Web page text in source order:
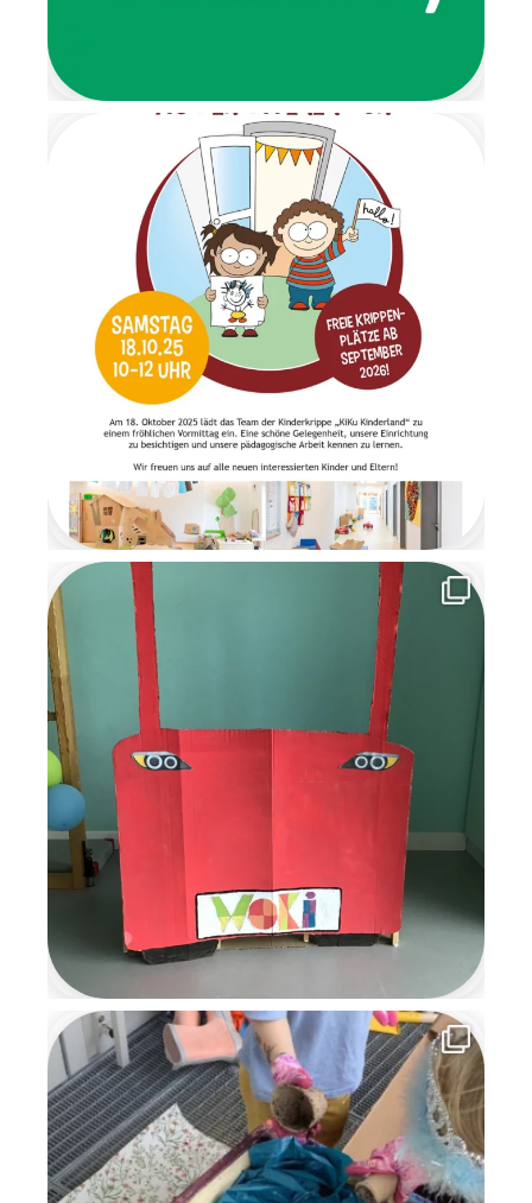
Mit stimmungsvoller
Weihnachtsmusik wurden alle
Kinder herzlich begrüßt.
Gemeinsam frühstückten wir
in ruhiger und gemütlicher
Atmosphäre. Anschließend
wartete ein Geschenketisch,
an dem die Überraschungen
im Morgenkreis gemeinsam
ausgepackt wurden. Es war
ein Moment voller Staunen
und Freude. Am letzten Tag
der Wichtelzeit
verabschiedeten sich die
Wichtel mit einem
Abschiedsbrief. Sie bedankten
sich für die schöne
gemeinsame Zeit und
versprachen den Kindern, im
nächsten Jahr
wiederzukommen. Die
Wichtelzeit war für alle eine
besondere, magische Zeit
voller Kreativität,
Gemeinschaft und
weihnachtlicher Vorfreude, an
die wir uns noch lange
erinnern werden.